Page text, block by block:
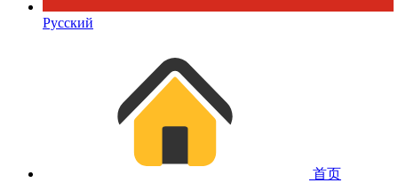
Русский
首页